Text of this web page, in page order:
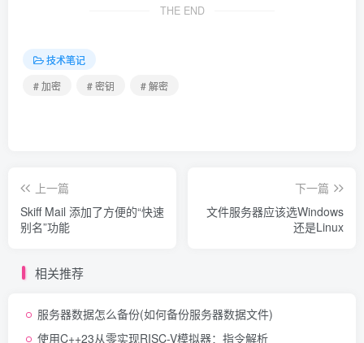
THE END
技术笔记
# 加密
# 密钥 # 解密
上一篇
Skiff Mail 添加了方便的“快速
别名”功能
下一篇
文件服务器应该选Windows
还是Linux
相关推荐
服务器数据怎么备份(如何备份服务器数据文件)
使用C++23从零实现RISC-V模拟器：指令解析